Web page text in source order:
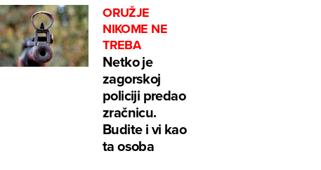
ORUŽJE
NIKOME NE
TREBA
Netko je
zagorskoj
policiji predao
zračnicu.
Budite i vi kao
ta osoba